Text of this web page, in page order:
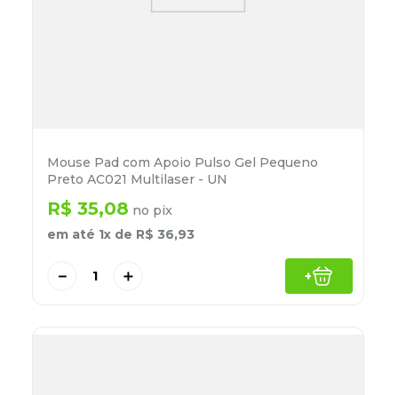
Mouse Pad com Apoio Pulso Gel Pequeno
Preto AC021 Multilaser - UN
R$ 35,08 no pix
em até 1x de R$ 36,93
＋
－ +